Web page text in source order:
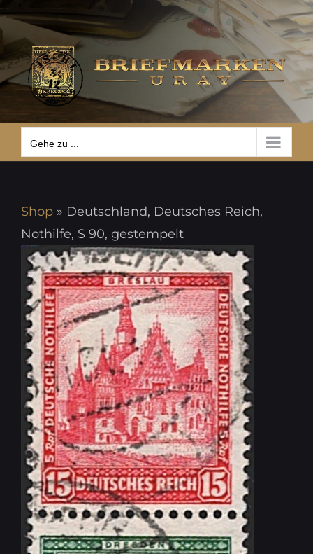
Zum
Inhalt
springen
Gehe zu ...
Gehe zu ...
Shop » Deutschland, Deutsches Reich,
Nothilfe, S 90, gestempelt